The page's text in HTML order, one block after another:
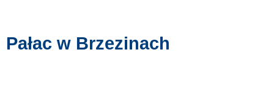
Pałac w Brzezinach